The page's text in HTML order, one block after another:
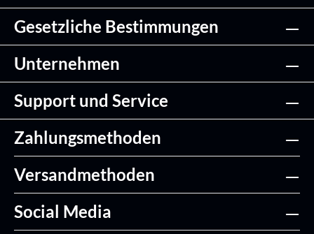
Gesetzliche Bestimmungen
Unternehmen
Support und Service
Zahlungsmethoden
Versandmethoden
Social Media